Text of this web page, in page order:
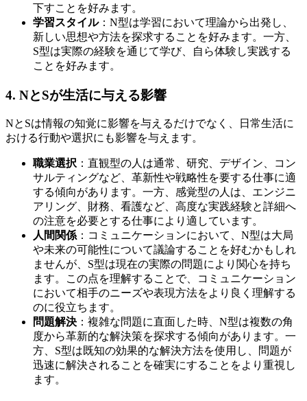
下すことを好みます。
学習スタイル：N型は学習において理論から出発し、
新しい思想や方法を探求することを好みます。一方、
S型は実際の経験を通じて学び、自ら体験し実践する
ことを好みます。
4. NとSが生活に与える影響
NとSは情報の知覚に影響を与えるだけでなく、日常生活に
おける行動や選択にも影響を与えます。
職業選択 ：直観型の人は通常、研究、デザイン、コン
サルティングなど、革新性や戦略性を要する仕事に適
する傾向があります。一方、感覚型の人は、エンジニ
アリング、財務、看護など、高度な実践経験と詳細へ
の注意を必要とする仕事により適しています。
人間関係：コミュニケーションにおいて、N型は大局
や未来の可能性について議論することを好むかもしれ
ませんが、S型は現在の実際の問題により関心を持ち
ます。この点を理解することで、コミュニケーション
において相手のニーズや表現方法をより良く理解する
のに役立ちます。
問題解決 ：複雑な問題に直面した時、N型は複数の角
度から革新的な解決策を探求する傾向があります。一
方、S型は既知の効果的な解決方法を使用し、問題が
迅速に解決されることを確実にすることをより重視し
ます。